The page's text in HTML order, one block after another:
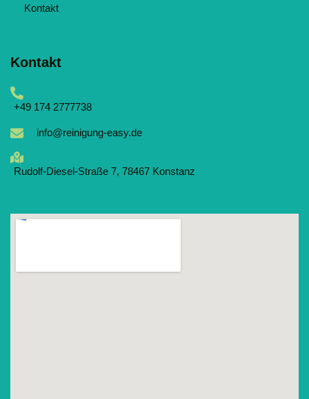
Kontakt
Kontakt
‪+49 174 2777738
info@reinigung-easy.de
Rudolf-Diesel-Straße 7, 78467 Konstanz